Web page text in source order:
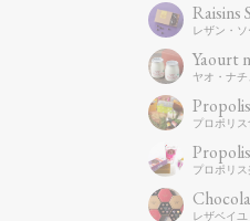
Propolis
Raisins
Yaourt